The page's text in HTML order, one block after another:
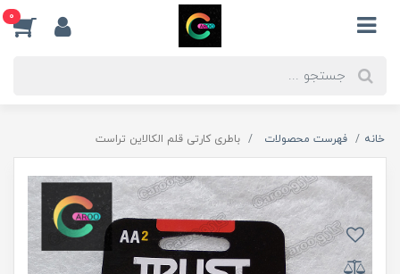
0
خانه فهرست محصولات باطری کارتی قلم الکالاین تراست